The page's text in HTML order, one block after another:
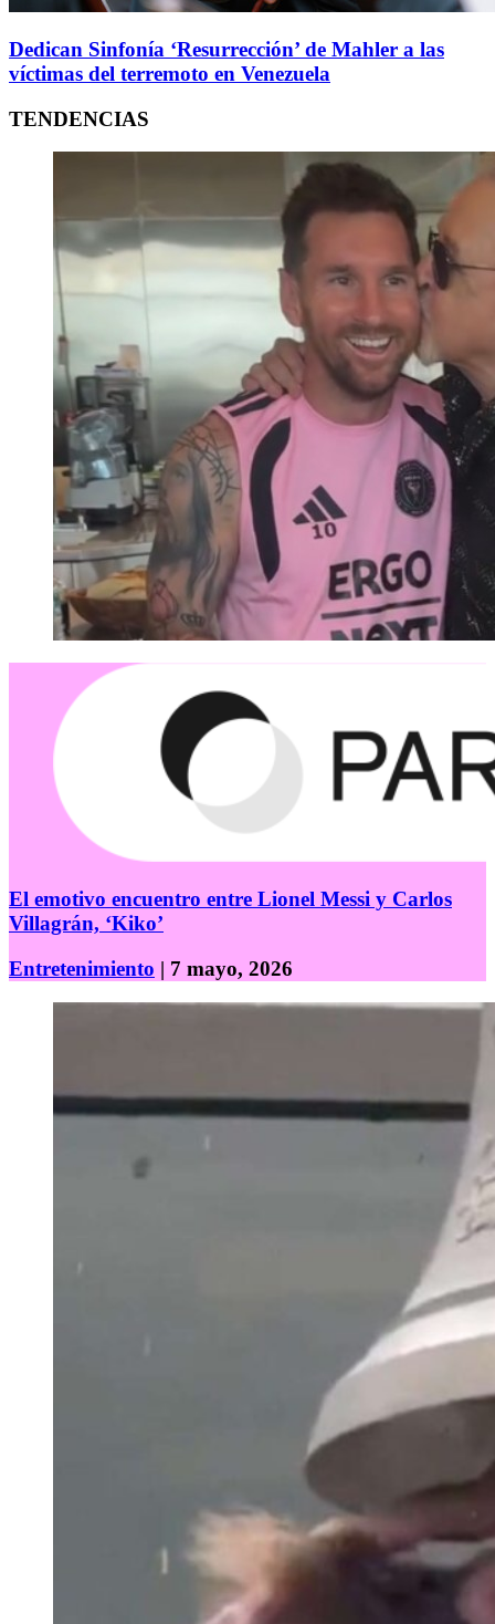
Dedican Sinfonía ‘Resurrección’ de Mahler a las
víctimas del terremoto en Venezuela
TENDENCIAS
El emotivo encuentro entre Lionel Messi y Carlos
Villagrán, ‘Kiko’
Entretenimiento | 7 mayo, 2026